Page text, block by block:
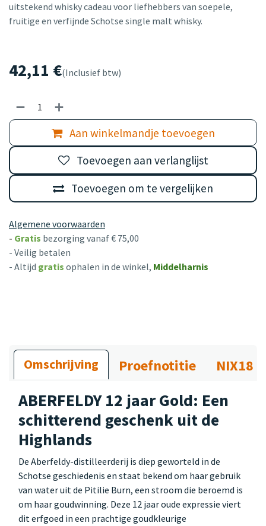
uitstekend whisky cadeau voor liefhebbers van soepele,
fruitige en verfijnde Schotse single malt whisky.
42,11 €(Inclusief btw)
Aan winkelmandje toevoegen
Toevoegen om te vergelijken
Toevoegen aan verlanglijst
Algemene voorwaarden
- Gratis bezorging vanaf € 75,00
- Veilig betalen
- Altijd gratis ophalen in de winkel, Middelharnis
Omschrijving Proefnotitie NIX18
ABERFELDY 12 jaar Gold: Een
schitterend geschenk uit de
Highlands
De Aberfeldy-distilleerderij is diep geworteld in de
Schotse geschiedenis en staat bekend om haar gebruik
van water uit de Pitilie Burn, een stroom die beroemd is
om haar goudwinning. Deze 12 jaar oude expressie viert
dit erfgoed in een prachtige goudkleurige